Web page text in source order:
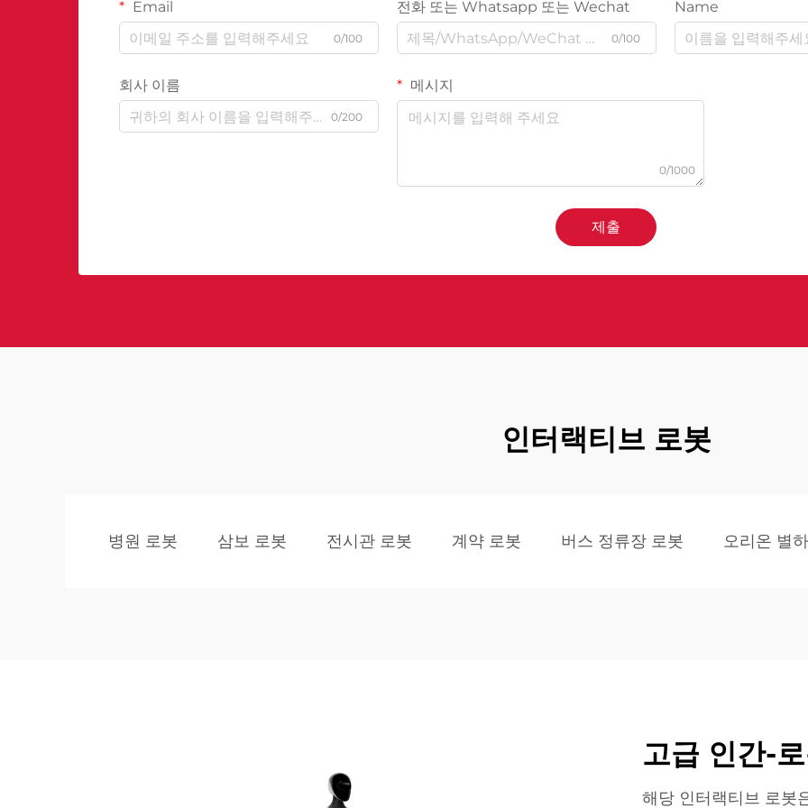
Email
0/100
전화 또는 Whatsapp 또는 Wechat
0/100
Name
회사 이름
0/200
메시지
0/1000
제출
인터랙티브 로봇
병원 로봇 삼보 로봇 전시관 로봇 계약 로봇 버스 정류장 로봇 오리온 별
고급 인간-
해당 인터랙티브 로봇